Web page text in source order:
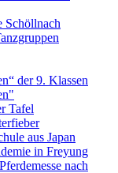
Schöllnach
der 9. Klassen
Tafel
aus Japan
in Freyung
nach